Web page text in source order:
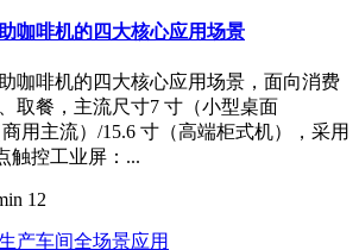
咖啡机的四大核心应用场景
咖啡机的四大核心应用场景，面向消费
取餐，主流尺寸7 寸（小型桌面
用主流）/15.6 寸（高端柜式机），采用
触控工业屏：...
12